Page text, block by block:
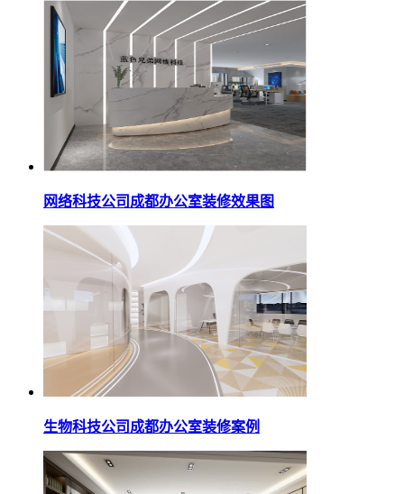
网络科技公司成都办公室装修效果图
生物科技公司成都办公室装修案例